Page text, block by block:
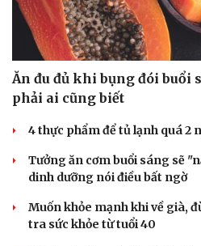
Ăn đu đủ khi bụng đói buổi
phải ai cũng biết
4 thực phẩm để tủ lạnh quá 2
Tưởng ăn cơm buổi sáng sẽ
dinh dưỡng nói điều bất ngờ
Muốn khỏe mạnh khi về già,
tra sức khỏe từ tuổi 40